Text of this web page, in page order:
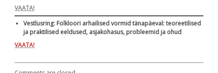
VAATA!
Vestlusring: Folkloori arhailised vormid tänapäeval: teoreetilised
ja praktilised eeldused, asjakohasus, probleemid ja ohud
VAATA!